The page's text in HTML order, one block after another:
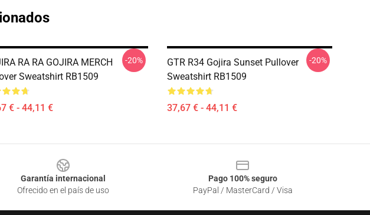
RA RA GOJIRA MERCH
Sweatshirt RB1509
€ - 44,11 €
-20%
GTR R34 Gojira Sunset Pullover
Sweatshirt RB1509
37,67 € - 44,11 €
-20%
Garantía internacional
Ofrecido en el país de uso
Pago 100% seguro
PayPal / MasterCard / Visa